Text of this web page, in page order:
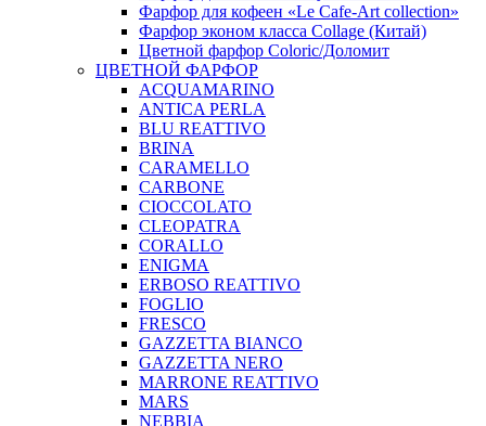
Фарфор для кофеен «Le Cafe-Art collection»
Фарфор эконом класса Collage (Китай)
Цветной фарфор Coloric/Доломит
ЦВЕТНОЙ ФАРФОР
ACQUAMARINO
ANTICA PERLA
BLU REATTIVO
BRINA
CARAMELLO
CARBONE
CIOCCOLATO
CLEOPATRA
CORALLO
ENIGMA
ERBOSO REATTIVO
FOGLIO
FRESCO
GAZZETTA BIANCO
GAZZETTA NERO
MARRONE REATTIVO
MARS
NEBBIA